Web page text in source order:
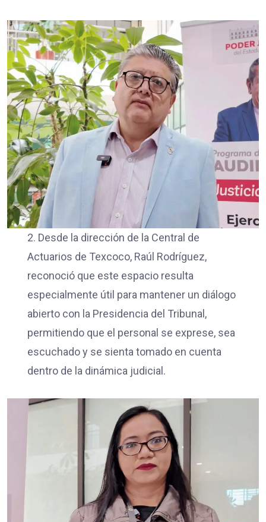
2. Desde la dirección de la Central de
Actuarios de Texcoco, Raúl Rodríguez,
reconoció que este espacio resulta
especialmente útil para mantener un diálogo
abierto con la Presidencia del Tribunal,
permitiendo que el personal se exprese, sea
escuchado y se sienta tomado en cuenta
dentro de la dinámica judicial.